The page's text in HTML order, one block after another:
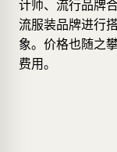
计师、流行品牌
流服装品牌进行
象。价格也随之
费用。